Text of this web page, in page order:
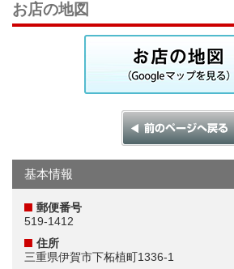
お店の地図
基本情報
郵便番号
519-1412
住所
三重県伊賀市下柘植町1336-1